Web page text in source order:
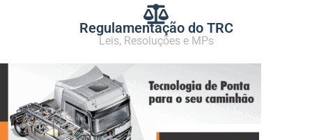
Regulamentação do TRC
Leis, Resoluções e MPs